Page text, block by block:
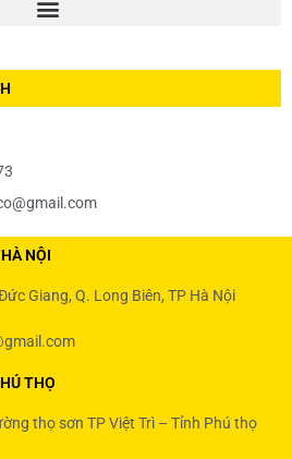
NỘI
Giang, Q. Long Biên, TP Hà Nội
THỌ
thọ sơn TP Việt Trì – Tỉnh Phú thọ